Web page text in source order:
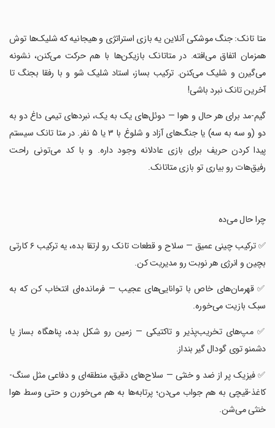
‏متا تانک: جنگ موشکی آنلاین یه بازی استراتژی و هیجانیه که شلیک‌ها توش
همزمان اتفاق می‌افته. در متاتانک بازیکن‌ها با هم حرکت می‌کنن، نشونه
می‌گیرن و شلیک می‌کنن. ترکیب بساز، استاد شلیک شو و با رفقا بجنگ تا
آخرین تانک نبرد باشی!
‏گیم-مد برای هر حال و هوا — دوئل‌های یک به یک، نبردهای تیمی داغ دو به
دو (و سه به سه) یا جنگ‌های آزاد و شلوغ با ۳ یا ۵ نفر. در متا تانک سیستم
پیدا کردن حریف برای بازی عادلانه وجود داره. و با کد می‌تونی راحت
رفیق‌هات رو بیاری تو بازی متاتانک.
‏چرا حال می‌ده
‏✅ ترکیب چینی عمیق — سلاح‌ و قطعات تانک رو ارتقا بده، یه ترکیب ۶ کارتی
بچین و انرژی هر نوبت رو مدیریت کن.
‏✅ قهرمان‌های خاص با توانایی‌های عجیب — فرمانده‌ای انتخاب کن که به
سبک بازیت می‌خوره.
‏✅ مپ‌های تخریب‌پذیر و تاکتیکی — زمین رو شکل بده، پناهگاه بساز یا
دشمنو توی گودال گیر بنداز.
‏✅ فیزیک پر از ضد و خنثی — سلاح‌های دقیق، منطقه‌ای و دفاعی مثل سنگ-
کاغذ-قیچی به هم جواب می‌دن؛ پرتابه‌ها به هم می‌خورن و حتی وسط هوا
خنثی می‌شن.